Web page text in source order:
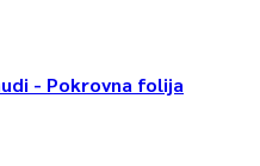
- Pokrovna folija